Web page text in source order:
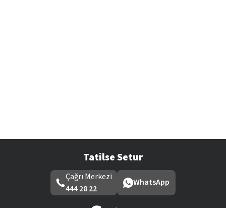
Tatilse Setur
Çağrı Merkezi
444 28 22
WhatsApp